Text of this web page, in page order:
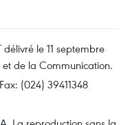
délivré le 11 septembre
de la Communication.
(024) 39411348